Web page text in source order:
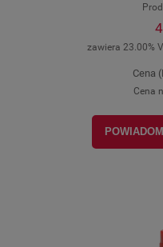
zawiera 23.00%
Cena
Cena